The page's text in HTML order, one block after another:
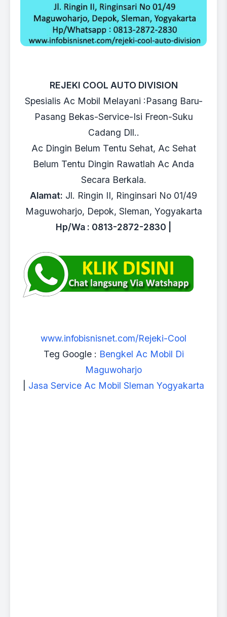
REJEKI COOL AUTO DIVISION
Spesialis Ac Mobil Melayani :Pasang Baru-
Pasang Bekas-Service-Isi Freon-Suku
Cadang Dll..
Ac Dingin Belum Tentu Sehat, Ac Sehat
Belum Tentu Dingin Rawatlah Ac Anda
Secara Berkala.
Alamat: Jl. Ringin II, Ringinsari No 01/49
Maguwoharjo, Depok, Sleman, Yogyakarta
Hp/Wa : 0813-2872-2830 |
www.infobisnisnet.com/Rejeki-Cool
Teg Google : Bengkel Ac Mobil Di
Maguwoharjo
Jasa Service Ac Mobil Sleman Yogyakarta